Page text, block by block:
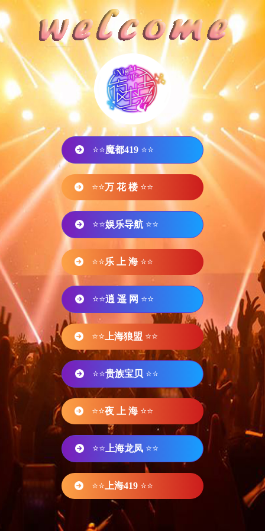
⭐⭐魔都419 ⭐⭐
⭐⭐万 花 楼 ⭐⭐
⭐⭐娱乐导航 ⭐⭐
⭐⭐乐 上 海 ⭐⭐
⭐⭐逍 遥 网 ⭐⭐
⭐⭐ 上海狼盟 ⭐⭐
⭐⭐贵族宝贝 ⭐⭐
⭐⭐夜 上 海 ⭐⭐
⭐⭐ 上海龙凤 ⭐⭐
⭐⭐ 上海419 ⭐⭐